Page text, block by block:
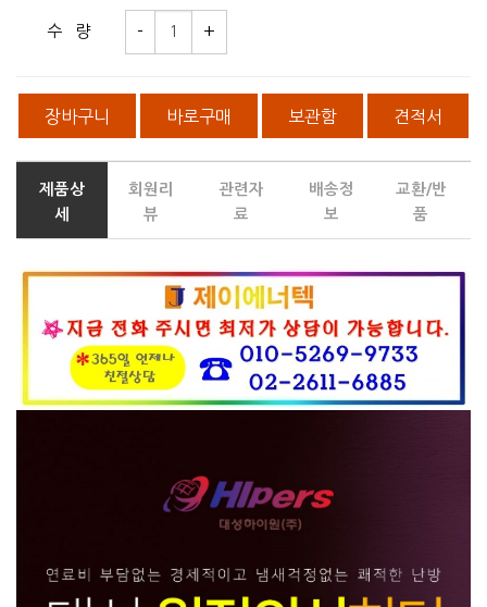
수 량
장바구니 바로구매 보관함 견적서
제품상
세
회원리
뷰
관련자
료
배송정
보
교환/반
품